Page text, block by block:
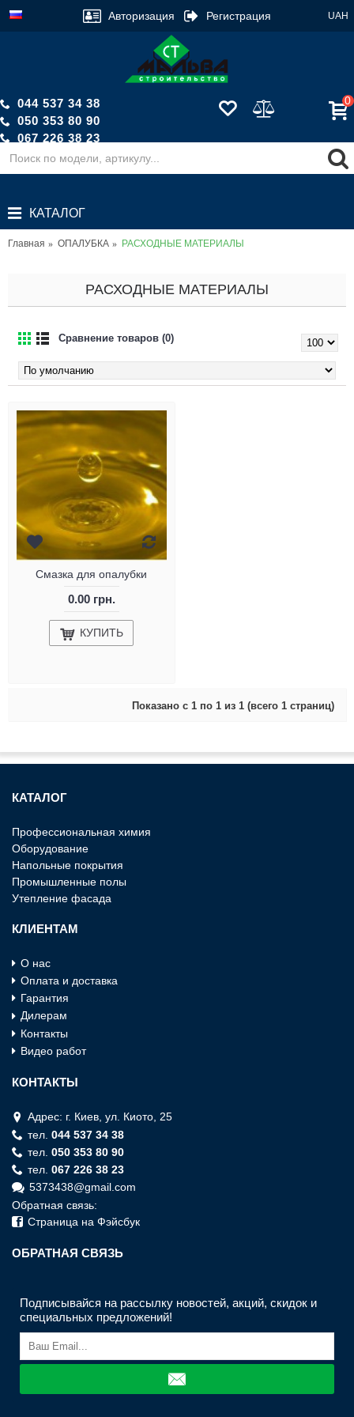
UAH
Авторизация Регистрация
044 537 34 38
050 353 80 90
067 226 38 23
Обратный звонок
0
КАТАЛОГ
Главная ОПАЛУБКА РАСХОДНЫЕ МАТЕРИАЛЫ
РАСХОДНЫЕ МАТЕРИАЛЫ
Сравнение товаров (0)
Смазка для опалубки
0.00 грн.
КУПИТЬ
Показано с 1 по 1 из 1 (всего 1 страниц)
КАТАЛОГ
Профессиональная химия
Оборудование
Напольные покрытия
Промышленные полы
Утепление фасада
КЛИЕНТАМ
О нас
Оплата и доставка
Гарантия
Дилерам
Контакты
Видео работ
КОНТАКТЫ
Адрес: г. Киев, ул. Киото, 25
тел. 044 537 34 38
тел. 050 353 80 90
тел. 067 226 38 23
5373438@gmail.com
Обратная связь:
Страница на Фэйсбук
ОБРАТНАЯ СВЯЗЬ
Подписывайся на рассылку новостей, акций, скидок и
специальных предложений!